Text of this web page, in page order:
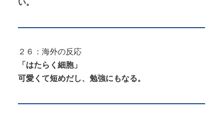
い。
２６：海外の反応
「はたらく細胞」
可愛くて短めだし、勉強にもなる。